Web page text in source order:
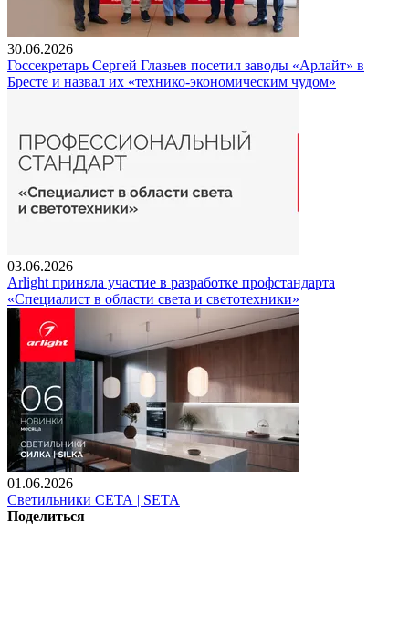
30.06.2026
Госсекретарь Сергей Глазьев посетил заводы «Арлайт» в
Бресте и назвал их «технико-экономическим чудом»
03.06.2026
Arlight приняла участие в разработке профстандарта
«Специалист в области света и светотехники»
01.06.2026
Светильники СЕТА | SETA
Поделиться